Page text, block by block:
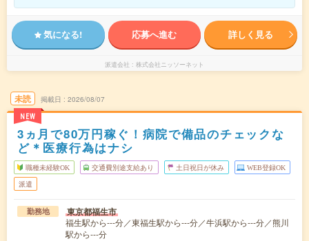
気になる! 応募へ進む 詳しく見る
派遣会社 株式会社ニッソーネット
未読
NEW
掲載日 2026/08/07
3ヵ月で80万円稼ぐ！病院で備品のチェックな
ど＊医療行為はナシ
職種未経験OK 交通費別途支給あり 土日祝日が休み WEB登録OK
派遣
勤務地 東京都福生市
福生駅から---分／東福生駅から---分／牛浜駅から---分／熊川
駅から---分